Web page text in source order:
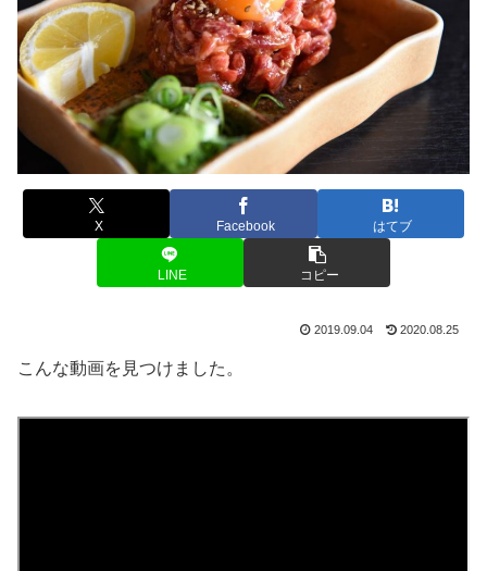
X Facebook はてブ
LINE コピー
2019.09.04 2020.08.25
こんな動画を見つけました。